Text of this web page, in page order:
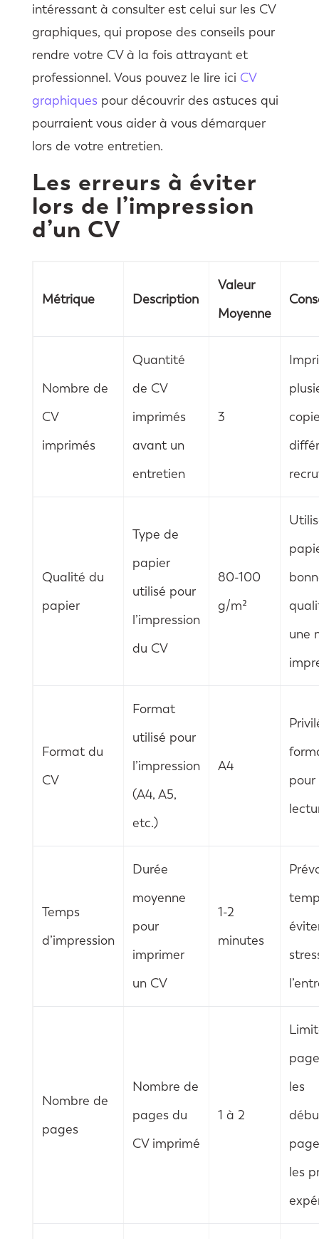
intéressant à consulter est celui sur les CV
graphiques, qui propose des conseils pour
rendre votre CV à la fois attrayant et
professionnel. Vous pouvez le lire ici CV
graphiques pour découvrir des astuces qui
pourraient vous aider à vous démarquer
lors de votre entretien.
Les erreurs à éviter
lors de l’impression
d’un CV
Métrique Description
Valeur
Moyenne
Nombre de
CV
imprimés
Quantité
de CV
imprimés
avant un
entretien
3
Qualité du
papier
Type de
papier
utilisé pour
l’impression
du CV
80-100
g/m²
une
Format du
CV
Format
utilisé pour
l’impression
(A4, A5,
etc.)
A4
pour
Temps
d’impression
Durée
moyenne
pour
imprimer
un CV
1-2
minutes
Nombre de
pages
Nombre de
pages du
CV imprimé
1 à 2
les
les